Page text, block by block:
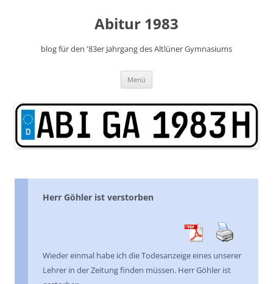
Abitur 1983
blog für den '83er Jahrgang des Altlüner Gymnasiums
Menü
Herr Göhler ist verstorben
Wieder einmal habe ich die Todesanzeige eines unserer
Lehrer in der Zeitung finden müssen. Herr Göhler ist